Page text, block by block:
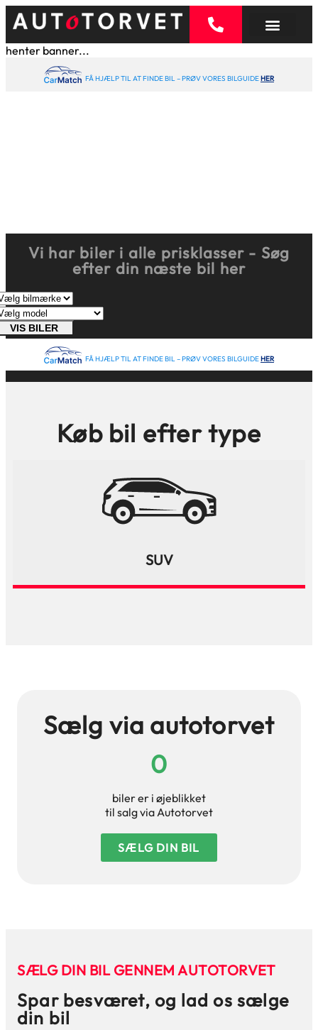
henter banner...
FÅ HJÆLP TIL AT FINDE BIL – PRØV VORES BILGUIDEHER
Vi har biler i alle prisklasser - Søg
efter din næste bil her
VIS BILER
FÅ HJÆLP TIL AT FINDE BIL – PRØV VORES BILGUIDEHER
Køb bil efter type
SUV
Sælg via autotorvet
0
biler er i øjeblikket
til salg via Autotorvet
SÆLG DIN BIL
SÆLG DIN BIL GENNEM AUTOTORVET
Spar besværet, og lad os sælge
din bil